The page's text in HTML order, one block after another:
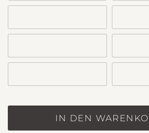
IN DEN